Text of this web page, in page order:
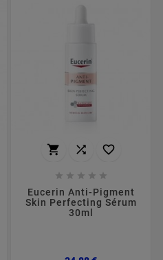
  
    
Eucerin Anti-Pigment
Skin Perfecting Sérum
30ml